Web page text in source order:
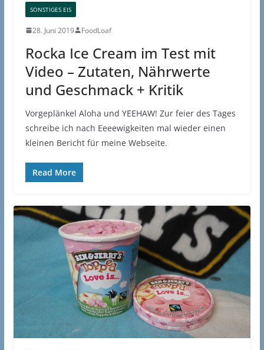
SONSTIGES EIS
28. Juni 2019 FoodLoaf
Rocka Ice Cream im Test mit
Video – Zutaten, Nährwerte
und Geschmack + Kritik
Vorgeplänkel Aloha und YEEHAW! Zur feier des Tages
schreibe ich nach Eeeewigkeiten mal wieder einen
kleinen Bericht für meine Webseite.
Read More